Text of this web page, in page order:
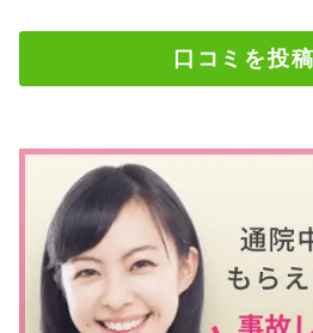
口コミを投